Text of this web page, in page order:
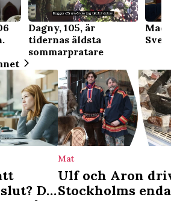
Dagny, 105, är
tidernas äldsta
sommarpratare
Då
Mat
Ulf och Aron
Stockholms enda